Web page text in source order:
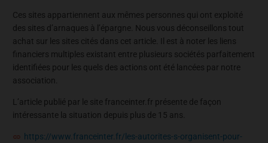
Ces sites appartiennent aux mêmes personnes qui ont exploité
des sites d’arnaques à l’épargne. Nous vous déconseillons tout
achat sur les sites cités dans cet article. Il est à noter les liens
financiers multiples existant entre plusieurs sociétés parfaitement
identifiées pour les quels des actions ont été lancées par notre
association.
L’article publié par le site franceinter.fr présente de façon
intéressante la situation depuis plus de 15 ans.
https://www.franceinter.fr/les-autorites-s-organisent-pour-